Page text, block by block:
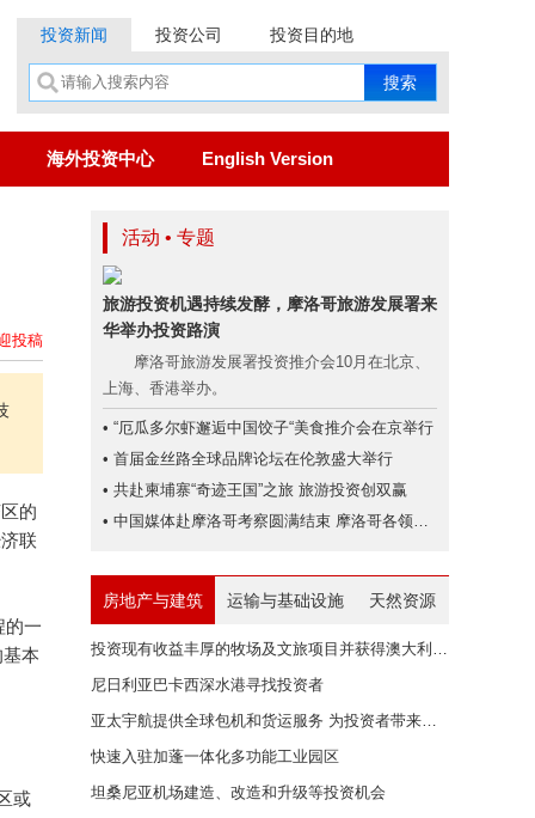
投资新闻 投资公司 投资目的地
海外投资中心 English Version
投稿
的
联
一
本
或
活动 • 专题
旅游投资机遇持续发酵，摩洛哥旅游发展署来
华举办投资路演
摩洛哥旅游发展署投资推介会10月在北京、
上海、香港举办。
• “厄瓜多尔虾邂逅中国饺子“美食推介会在京举行
• 首届金丝路全球品牌论坛在伦敦盛大举行
• 共赴柬埔寨“奇迹王国”之旅 旅游投资创双赢
• 中国媒体赴摩洛哥考察圆满结束 摩洛哥各领域投资潜力大、商机无限
房地产与建筑 运输与基础设施 天然资源
投资现有收益丰厚的牧场及文旅项目并获得澳大利亚身份
尼日利亚巴卡西深水港寻找投资者
亚太宇航提供全球包机和货运服务 为投资者带来无限商机
快速入驻加蓬一体化多功能工业园区
坦桑尼亚机场建造、改造和升级等投资机会